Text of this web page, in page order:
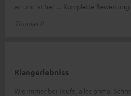
an und ist her
Komplette Bewertung
Thomas P.
Klangerlebniss
Wie immer bei Teufe, alles prima.